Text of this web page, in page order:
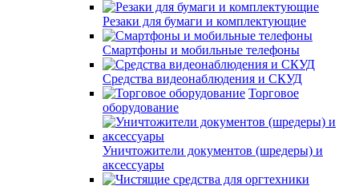
Резаки для бумаги и комплектующие
Смартфоны и мобильные телефоны
Средства видеонаблюдения и СКУД
Торговое
оборудование
Уничтожители документов (шредеры) и
аксессуары